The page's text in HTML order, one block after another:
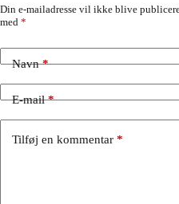
Din e-mailadresse vil ikke blive
med *
Navn*
E-mail*
Tilføj en kommentar *